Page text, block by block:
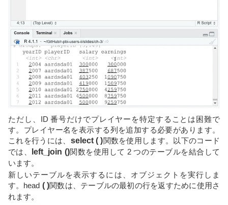
ただし、ID 番号だけでプレイヤーを特定することは困難で
す。プレイヤー名を表示する列を追加する必要があります。
これを行うには、 select ( )関数を使用します。以下のコード
では、
left_join ()関数を使用して 2 つのテーブルを結合して
います。
新しいテーブルを表示するには、オブジェクトを実行しま
す。head ( )関数は、テーブルの最初の行を返すために使用さ
れます。